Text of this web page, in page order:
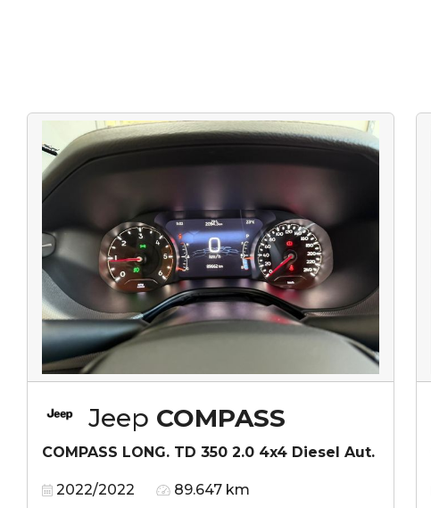
Jeep COMPASS
COMPASS LONG. TD 350 2.0 4x4 Diesel Aut.
2022/2022 89.647 km